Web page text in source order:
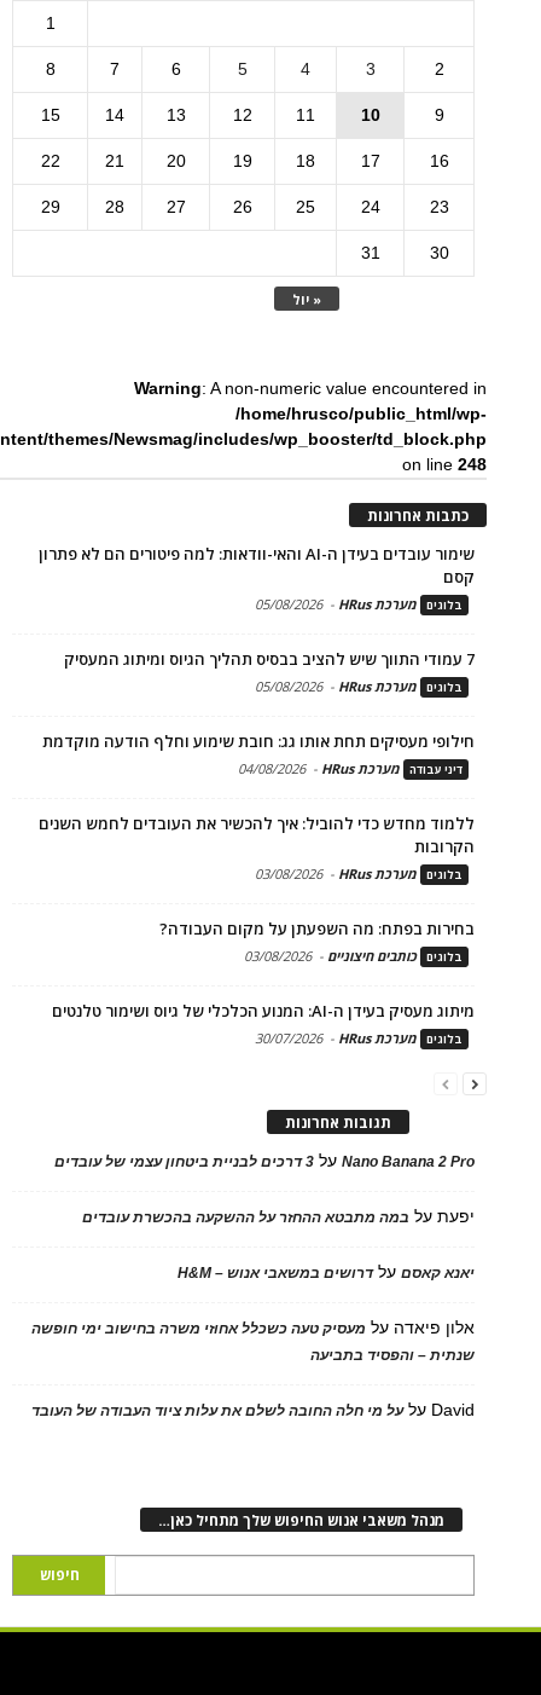
« יול
1
2
3
4
5
6
7
8
9
10
11
12
13
14
15
16
17
18
19
20
21
22
23
24
25
26
27
28
29
30
31
Warning: A non-numeric value encountered in
/home/hrusco/public_html/wp-
themes/Newsmag/includes/wp_booster/td_block.php
on line248
כתבות אחרונות
שימור עובדים בעידן ה-AI והאי-וודאות: למה פיטורים הם לא פתרון
קסם
בלוגים מערכת HRus -
05/08/2026
7 עמודי התווך שיש להציב בבסיס תהליך הגיוס ומיתוג המעסיק
בלוגים מערכת HRus -
05/08/2026
חילופי מעסיקים תחת אותו גג: חובת שימוע וחלף הודעה מוקדמת
דיני עבודה מערכת HRus -
04/08/2026
ללמוד מחדש כדי להוביל: איך להכשיר את העובדים לחמש השנים
הקרובות
בלוגים מערכת HRus -
03/08/2026
בחירות בפתח: מה השפעתן על מקום העבודה?
בלוגים כותבים חיצוניים -
03/08/2026
מיתוג מעסיק בעידן ה-AI: המנוע הכלכלי של גיוס ושימור טלנטים
בלוגים מערכת HRus -
30/07/2026
תגובות אחרונות
Nano Banana 2 Proעל 3 דרכים לבניית ביטחון עצמי של עובדים
יפעתעל במה מתבטא ההחזר על ההשקעה בהכשרת עובדים
יאנא קאסםעלדרושים במשאבי אנוש – H&M
אלון פיאדה על מעסיק טעה כשכלל אחוזי משרה בחישוב ימי חופשה
שנתית – והפסיד בתביעה
David עלעל מי חלה החובה לשלם את עלות ציוד העבודה של העובד
מנהל משאבי אנוש החיפוש שלך מתחיל כאן…